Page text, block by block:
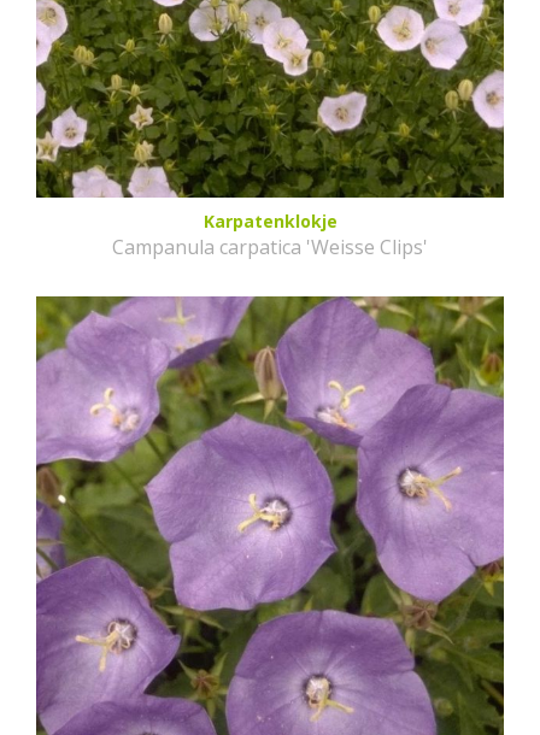
Karpatenklokje
Campanula carpatica 'Weisse Clips'